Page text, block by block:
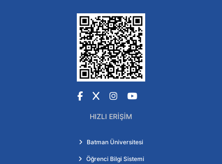
Facebook
X Instagram
YouTube
HIZLI ERIŞIM
Batman Üniversitesi
Öğrenci Bilgi Sistemi